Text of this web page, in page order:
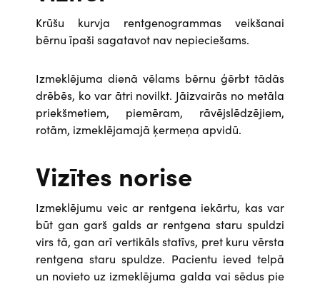
Krūšu kurvja rentgenogrammas veikšanai
bērnu īpaši sagatavot nav nepieciešams.
Izmeklējuma dienā vēlams bērnu ģērbt tādās
drēbēs, ko var ātri novilkt. Jāizvairās no metāla
priekšmetiem, piemēram, rāvējslēdzējiem,
rotām, izmeklējamajā ķermeņa apvidū.
Vizītes norise
Izmeklējumu veic ar rentgena iekārtu, kas var
būt gan garš galds ar rentgena staru spuldzi
virs tā, gan arī vertikāls statīvs, pret kuru vērsta
rentgena staru spuldze. Pacientu ieved telpā
un novieto uz izmeklējuma galda vai sēdus pie